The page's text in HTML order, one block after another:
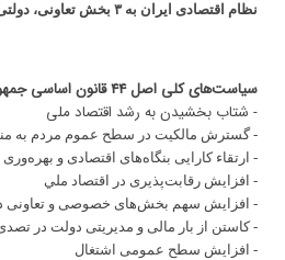
نظام اقتصادی ایران به ۳ بخش تعاونی، دولتی و خصوصی تقسیم می‌شود.
سیاست‌های کلی اصل 44 قانون اساسی جمهوری اسلامی ایران
- شتاب بخشیدن به رشد اقتصاد ملی
- گسترش مالکیت در سطح عموم مردم به
- ارتقاء کارایی بنگاه‌های اقتصادی و
- افزایش رقابت‌پذیری در اقتصاد ملي
- افزایش سهم بخش‌های خصوصی و تعاونی
- کاستن از بار مالی و مدیریتی دولت در
- افزایش سطح عمومی اشتغال